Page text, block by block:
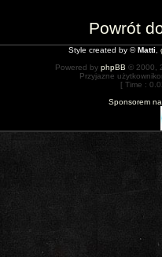
Powrót
Style created by ©Matti
Powered by phpBB © 2000,
Przyjazne
[ Time :
Sponsorem